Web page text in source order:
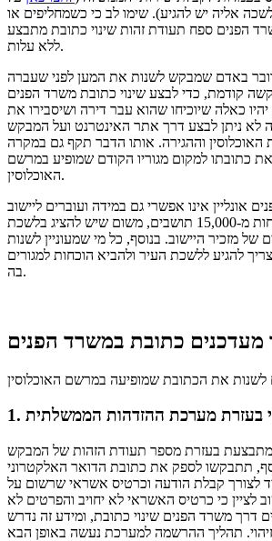
אליה יש להגיע). שימו לב כי כשמחליפים או
הפנים ספח תעודת זהות שינוי כתובת מתבצע
ללא עלות.
באדם שמבקש לשנות את המען לפני שעברה
קודמת, כדי לבצע שינוי כתובת משרד הפנים
כאלה שיוכיחו שהוא עבר דירה ושיסבירו את
לא ניתן לבצע דרך אתר האינטרנט ועל המבקש
האוכלוסין וההגירה. אותו הדבר תקף גם במקרה
כתובתו למקום מגוריו הקודם שמופיע במרשם
האוכלוסין.
אונליין אינו אפשרי גם במידה ועוברים ליישוב
קטן שבו מתגוררים פחות מ-15,000 תושבים, משום שיש להציג בלשכת
מזכיר היישוב. בנוסף, כל מי שמעוניין לשנות
להגיע ללשכת העיר ולהביא הוכחות למגורים
בה.
בעזרת מערכת ההזדהות הממשלתית
בעזרת מספר תעודת הזהות של המבקש
תתבקשו לספק את כתובת הדואר האלקטרוני
לצורך קבלת הודעה וכרטיס אשראי שרשום על
כי כרטיס האשראי לא יחויב והפרטים לא
דרך משרד הפנים שינוי כתובת, ומידע זה נדרש